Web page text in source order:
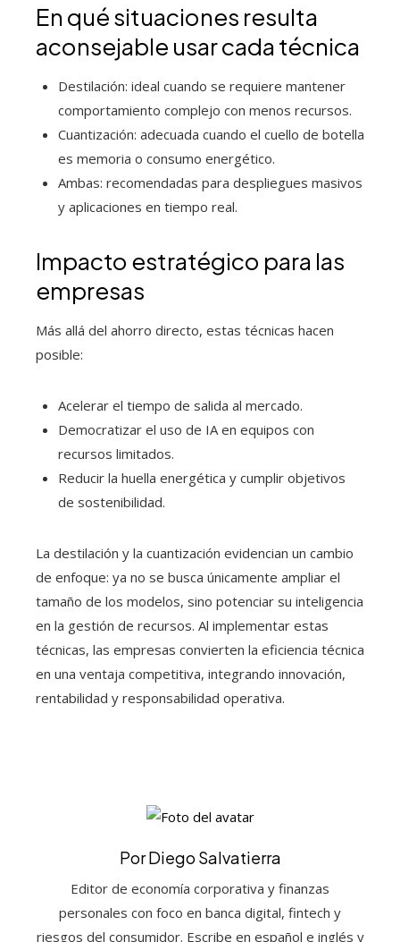
En qué situaciones resulta
aconsejable usar cada técnica
Destilación: ideal cuando se requiere mantener
comportamiento complejo con menos recursos.
Cuantización: adecuada cuando el cuello de botella
es memoria o consumo energético.
Ambas: recomendadas para despliegues masivos
y aplicaciones en tiempo real.
Impacto estratégico para las
empresas
Más allá del ahorro directo, estas técnicas hacen
posible:
Acelerar el tiempo de salida al mercado.
Democratizar el uso de IA en equipos con
recursos limitados.
Reducir la huella energética y cumplir objetivos
de sostenibilidad.
La destilación y la cuantización evidencian un cambio
de enfoque: ya no se busca únicamente ampliar el
tamaño de los modelos, sino potenciar su inteligencia
en la gestión de recursos. Al implementar estas
técnicas, las empresas convierten la eficiencia técnica
en una ventaja competitiva, integrando innovación,
rentabilidad y responsabilidad operativa.
Por Diego Salvatierra
Editor de economía corporativa y finanzas
personales con foco en banca digital, fintech y
riesgos del consumidor. Escribe en español e inglés y